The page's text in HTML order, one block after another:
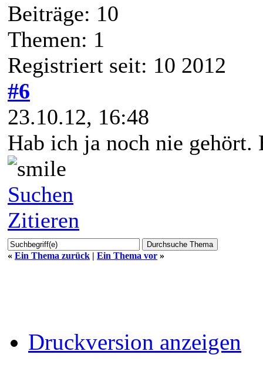
Beiträge: 10
Themen: 1
Registriert seit: 10 2012
#6
23.10.12, 16:48
Hab ich ja noch nie
Suchen
Zitieren
« Ein Thema zurück | Ein Thema vor »
Druckversion anzeigen